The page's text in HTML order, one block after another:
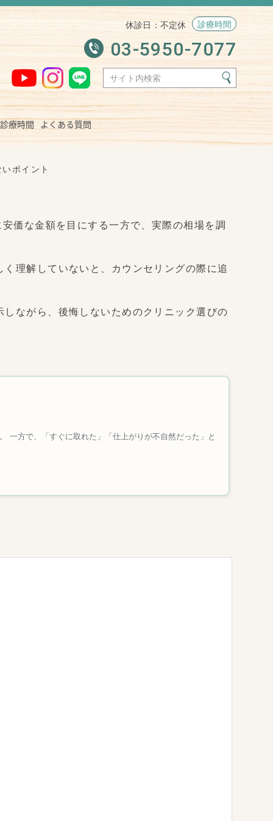
休診日：不定休 診療時間
03-5950-7077
療時間 よくある質問
ポイント
価な金額を目にする一方で、実際の相場を調
理解していないと、カウンセリングの際に追
ながら、後悔しないためのクリニック選びの